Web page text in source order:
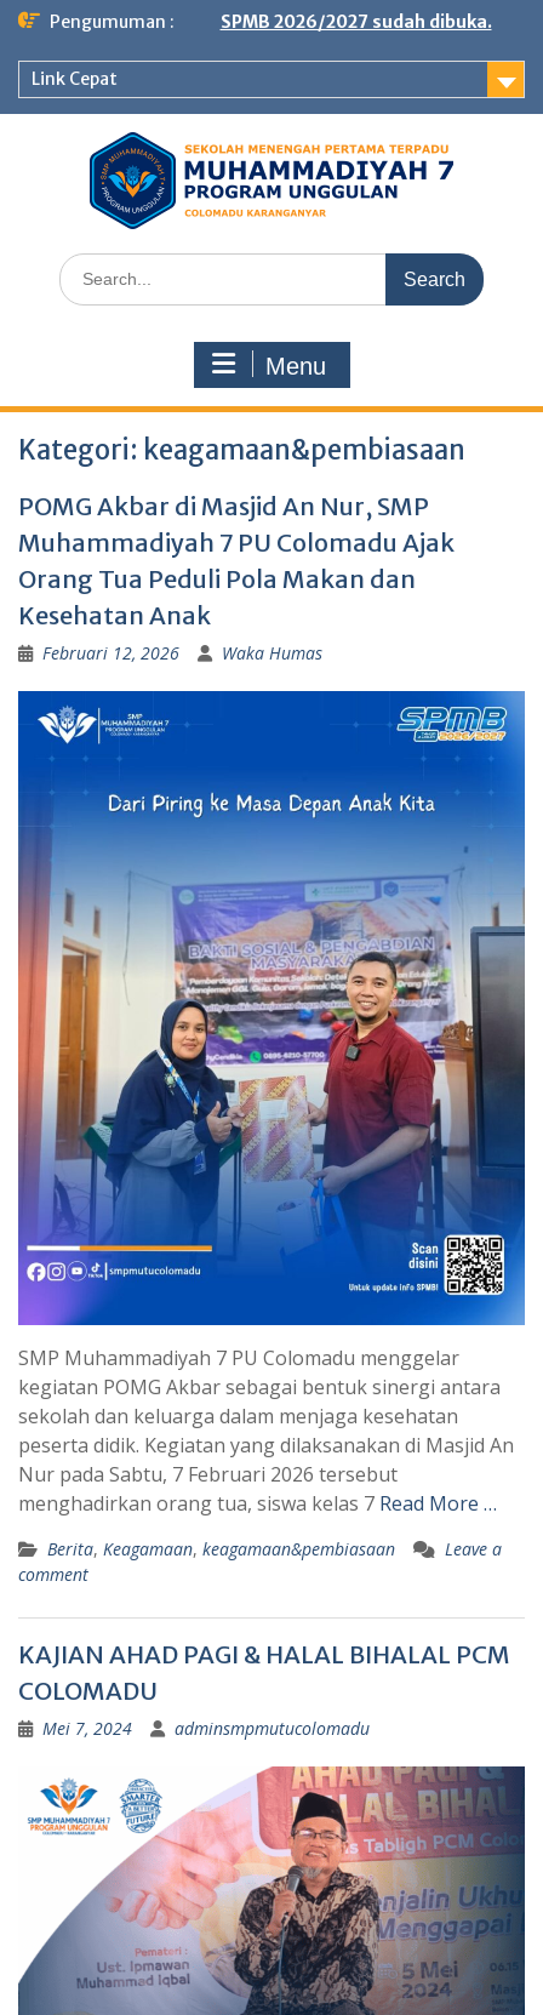
Skip
content
Pengumuman : SPMB 2026/2027 sudah dibuka.
Link Cepat
Search
for:
Menu
Kategori: keagamaan&pembiasaan
POMG Akbar di Masjid An Nur, SMP
Muhammadiyah 7 PU Colomadu Ajak
Orang Tua Peduli Pola Makan dan
Kesehatan Anak
Februari 12, 2026 Waka Humas
SMP Muhammadiyah 7 PU Colomadu menggelar
kegiatan POMG Akbar sebagai bentuk sinergi antara
sekolah dan keluarga dalam menjaga kesehatan
peserta didik. Kegiatan yang dilaksanakan di Masjid An
Nur pada Sabtu, 7 Februari 2026 tersebut
menghadirkan orang tua, siswa kelas 7 Read More …
Berita, Keagamaan, keagamaan&pembiasaan
Leave a
comment
KAJIAN AHAD PAGI & HALAL BIHALAL PCM
COLOMADU
Mei 7, 2024 adminsmpmutucolomadu